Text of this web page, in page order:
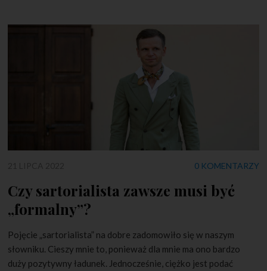
0 KOMENTARZY
Czy sartorialista zawsze musi być
„formalny”?
Pojęcie „sartorialista” na dobre zadomowiło się w naszym
słowniku. Cieszy mnie to, ponieważ dla mnie ma ono bardzo
duży pozytywny ładunek. Jednocześnie, ciężko jest podać